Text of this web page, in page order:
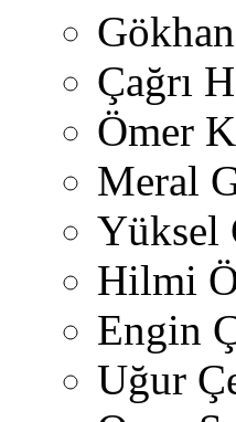
Çağrı
Ömer
Meral
Yüksel
Hilmi
Engin
Uğur